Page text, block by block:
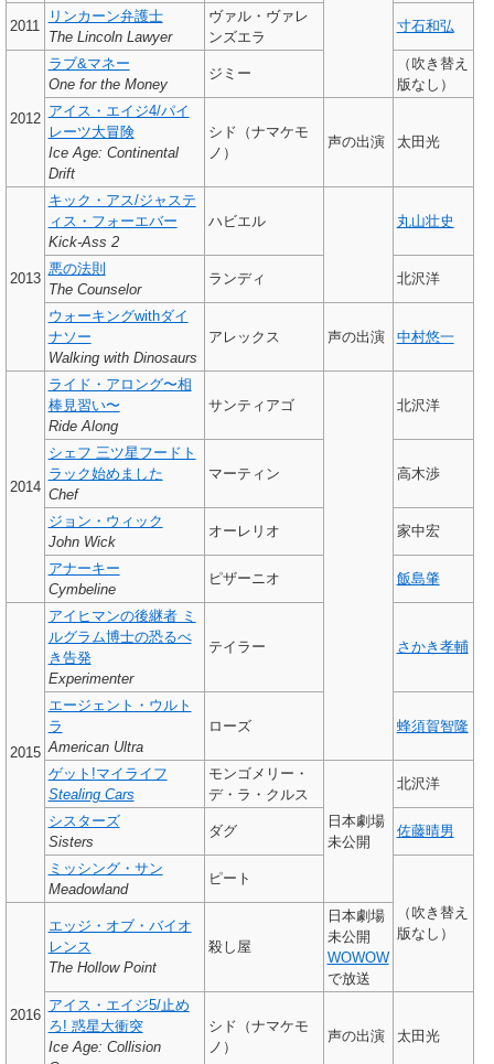
2011
リンカーン弁護士
The Lincoln Lawyer
ヴァル・ヴァレ
ンズエラ
寸石和弘
2012
ラブ&マネー
One for the Money
ジミー
（吹き替え
版なし）
アイス・エイジ4/パイ
レーツ大冒険
Ice Age: Continental
Drift
シド（ナマケモ
ノ）
声の出演 太田光
2013
キック・アス/ジャステ
ィス・フォーエバー
Kick-Ass 2
ハビエル 丸山壮史
悪の法則
The Counselor
ランディ 北沢洋
ウォーキングwithダイ
ナソー
Walking with Dinosaurs
アレックス 声の出演 中村悠一
2014
ライド・アロング〜相
棒見習い〜
Ride Along
サンティアゴ 北沢洋
シェフ 三ツ星フードト
ラック始めました
Chef
マーティン 高木渉
ジョン・ウィック
John Wick
オーレリオ 家中宏
アナーキー
Cymbeline
ピザーニオ 飯島肇
2015
アイヒマンの後継者 ミ
ルグラム博士の恐るべ
き告発
Experimenter
テイラー さかき孝輔
エージェント・ウルト
ラ
American Ultra
ローズ 蜂須賀智隆
ゲット!マイライフ
Stealing Cars
モンゴメリー・
デ・ラ・クルス
日本劇場
未公開
北沢洋
シスターズ
Sisters
ダグ 佐藤晴男
ミッシング・サン
Meadowland
ピート
（吹き替え
版なし）
2016
エッジ・オブ・バイオ
レンス
The Hollow Point
殺し屋
日本劇場
未公開
WOWOW
で放送
アイス・エイジ5/止め
ろ! 惑星大衝突
Ice Age: Collision
シド（ナマケモ
ノ）
声の出演 太田光